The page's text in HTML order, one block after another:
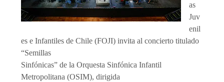
as
Juv
enil
es e Infantiles de Chile (FOJI) invita al concierto titulado
“Semillas
Sinfónicas” de la Orquesta Sinfónica Infantil
Metropolitana (OSIM), dirigida